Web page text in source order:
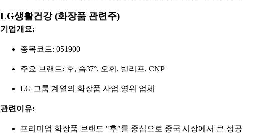
LG생활건강 (화장품 관련주)
기업개요:
종목코드: 051900
주요 브랜드: 후, 숨37°, 오휘, 빌리프, CNP
LG 그룹 계열의 화장품 사업 영위 업체
관련이유:
프리미엄 화장품 브랜드 "후"를 중심으로 중국 시장에서 큰 성공